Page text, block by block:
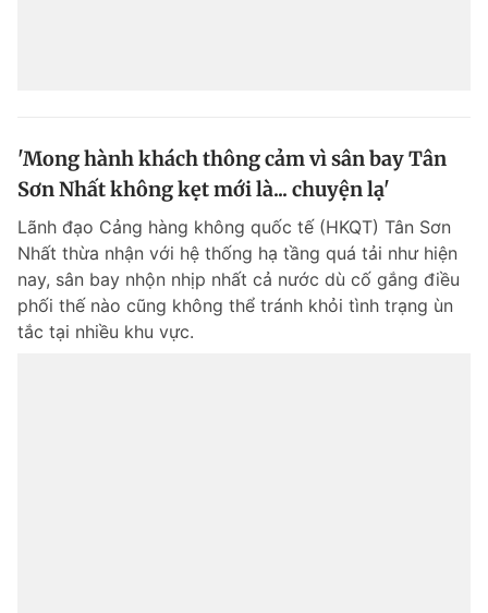
'Mong hành khách thông cảm vì sân bay Tân
Sơn Nhất không kẹt mới là... chuyện lạ'
Lãnh đạo Cảng hàng không quốc tế (HKQT) Tân Sơn
Nhất thừa nhận với hệ thống hạ tầng quá tải như hiện
nay, sân bay nhộn nhịp nhất cả nước dù cố gắng điều
phối thế nào cũng không thể tránh khỏi tình trạng ùn
tắc tại nhiều khu vực.